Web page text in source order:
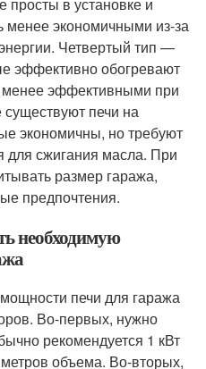
менее экономичными из-за
Четвертый тип —
эффективно обогревают
менее эффективными при
существуют печи на
экономичны, но требуют
для сжигания масла. При
размер гаража,
предпочтения.
необходимую
печи для гаража
Во-первых, нужно
рекомендуется 1 кВт
объема. Во-вторых,